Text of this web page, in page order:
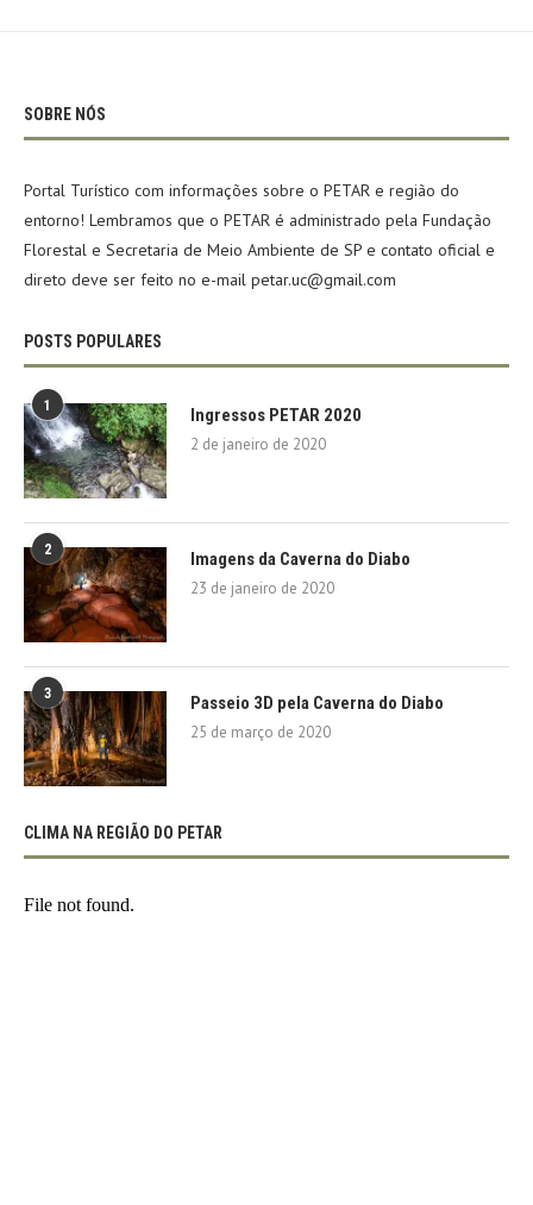
SOBRE NÓS
Portal Turístico com informações sobre o PETAR e região do
entorno! Lembramos que o PETAR é administrado pela Fundação
Florestal e Secretaria de Meio Ambiente de SP e contato oficial e
direto deve ser feito no e-mail petar.uc@gmail.com
POSTS POPULARES
1 Ingressos PETAR 2020
2 de janeiro de 2020
2 Imagens da Caverna do Diabo
23 de janeiro de 2020
3 Passeio 3D pela Caverna do Diabo
25 de março de 2020
CLIMA NA REGIÃO DO PETAR